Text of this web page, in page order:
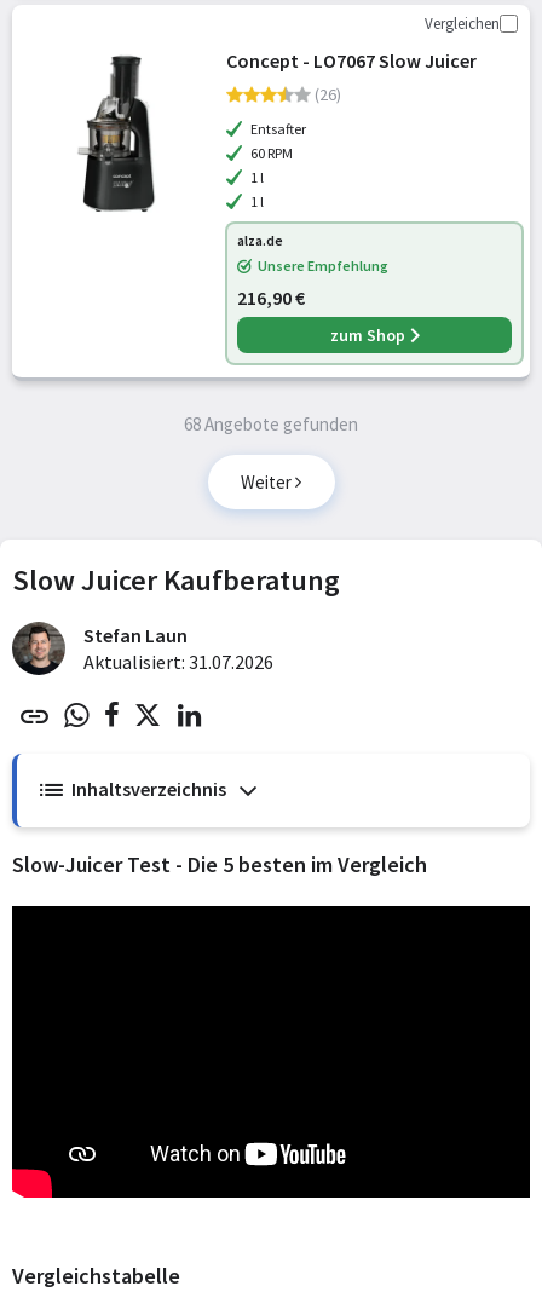
Vergleichen
Concept - LO7067 Slow Juicer
(26)
Entsafter
60 RPM
1 l
1 l
alza.de
Unsere Empfehlung
216,90 €
zum Shop
68 Angebote gefunden
Weiter
Slow Juicer Kaufberatung
Stefan Laun
Aktualisiert: 31.07.2026
Inhaltsverzeichnis
Slow-Juicer Test - Die 5 besten im Vergleich
Vergleichstabelle